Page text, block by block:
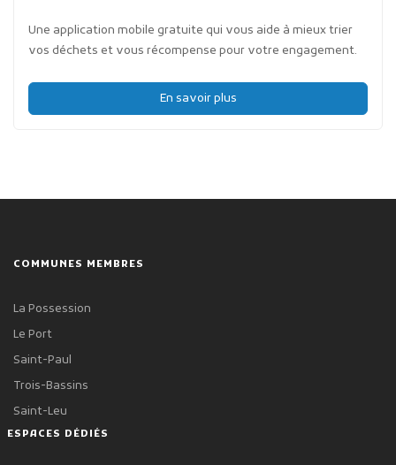
Une application mobile gratuite qui vous aide à mieux trier
vos déchets et vous récompense pour votre engagement.
En savoir plus
COMMUNES MEMBRES
La Possession
Le Port
Saint-Paul
Trois-Bassins
Saint-Leu
ESPACES DÉDIÉS